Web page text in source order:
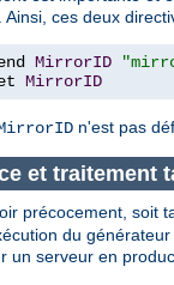
. Ainsi, ces deux
MirrorID
MirrorID
n'est pas
et traitement
précocement, soit
du
un serveur en